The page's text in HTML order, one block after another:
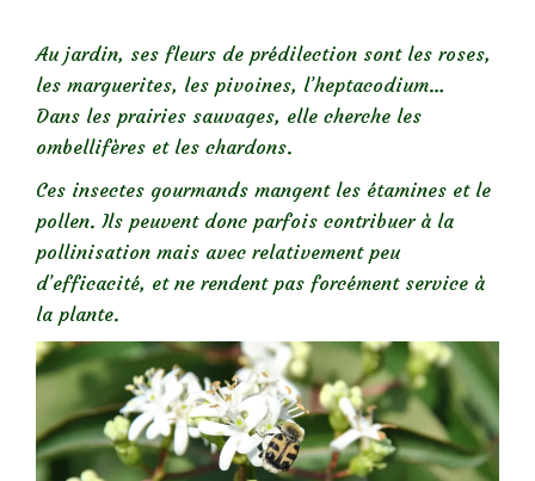
Au jardin, ses fleurs de prédilection sont les roses,
les marguerites, les pivoines, l’heptacodium…
Dans les prairies sauvages, elle cherche les
ombellifères et les chardons.
Ces insectes gourmands mangent les étamines et le
pollen. Ils peuvent donc parfois contribuer à la
pollinisation mais avec relativement peu
d’efficacité, et ne rendent pas forcément service à
la plante.